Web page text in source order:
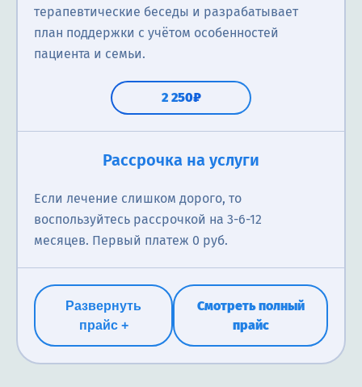
терапевтические беседы и разрабатывает
план поддержки с учётом особенностей
пациента и семьи.
2 250₽
Рассрочка на услуги
Если лечение слишком дорого, то
воспользуйтесь рассрочкой на 3-6-12
месяцев. Первый платеж 0 руб.
Развернуть
прайс +
Смотреть полный
прайс